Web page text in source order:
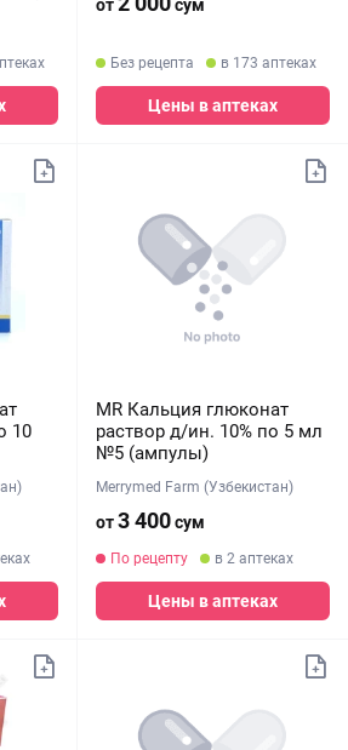
от сум
Без рецепта в 173 аптеках
Цены в аптеках
10
MR Кальция глюконат
раствор д/ин. 10% по 5 мл
№5 (ампулы)
Merrymed Farm (Узбекистан)
от3 400сум
По рецепту в 2 аптеках
Цены в аптеках